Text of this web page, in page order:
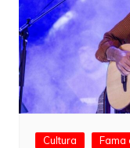
Cultura Fama